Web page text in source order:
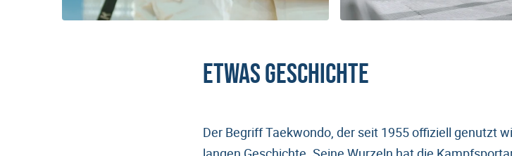
Etwas Geschichte
Der Begriff Taekwondo, der seit 1955 offiziell genutzt